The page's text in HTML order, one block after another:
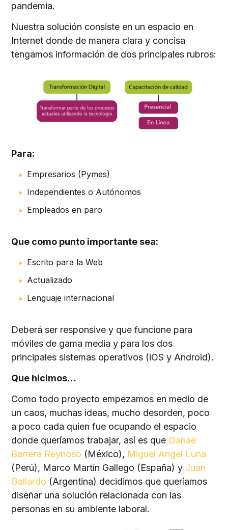
pandemia.
Nuestra solución consiste en un espacio en
Internet donde de manera clara y concisa
tengamos información de dos principales rubros:
Para:
Empresarios (Pymes)
Independientes o Autónomos
Empleados en paro
Que como punto importante sea:
Escrito para la Web
Actualizado
Lenguaje internacional
Deberá ser responsive y que funcione para
móviles de gama media y para los dos
principales sistemas operativos (iOS y Android).
Que hicimos…
Como todo proyecto empezamos en medio de
un caos, muchas ideas, mucho desorden, poco
a poco cada quien fue ocupando el espacio
donde queríamos trabajar, así es que Danae
Barrera Reynoso (México), Miguel Angel Luna
(Perú), Marco Martín Gallego (España) y Juan
Gallardo (Argentina) decidimos que queríamos
diseñar una solución relacionada con las
personas en su ambiente laboral.